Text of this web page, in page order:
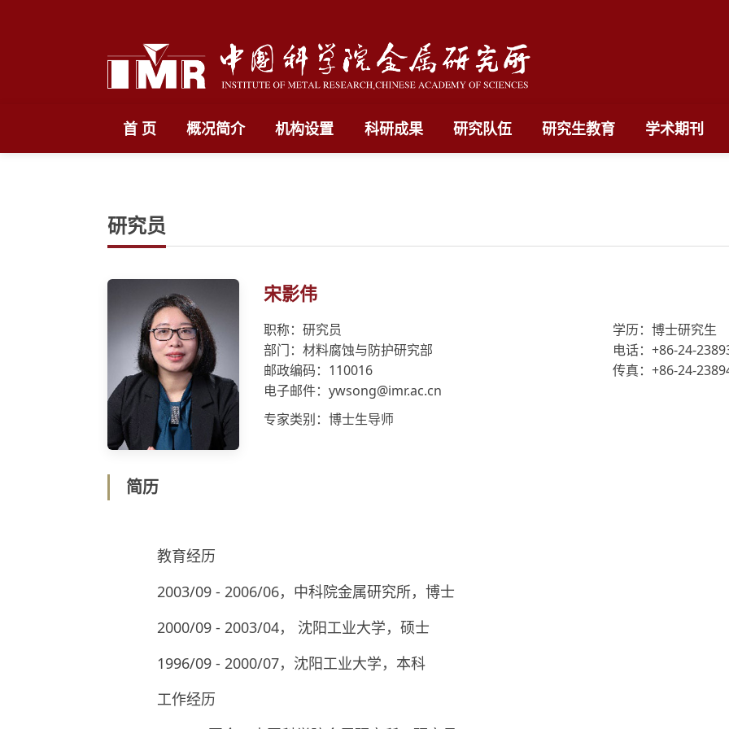
首 页 概况简介 机构设置 科研成果 研究队伍 研究生教育 学术期刊
研究员
宋影伟
职称：研究员
学历：博士研究生
部门：材料腐蚀与防护研究部
电话：+86-24-
邮政编码：110016
传真：+86-24-
电子邮件：ywsong@imr.ac.cn
专家类别：博士生导师
简历
教育经历
2003/09 - 2006/06，中科院金属研究所，博士
2000/09 - 2003/04， 沈阳工业大学，硕士
1996/09 - 2000/07，沈阳工业大学，本科
工作经历